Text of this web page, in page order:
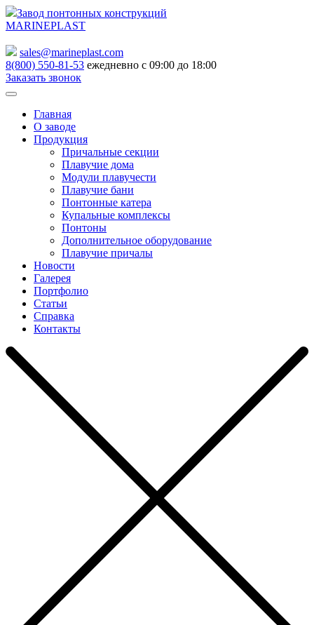
Завод понтонных конструкций
MARINEPLAST
sales@marineplast.com
8(800) 550-81-53 ежедневно с 09:00 до 18:00
Заказать звонок
Главная
О заводе
Продукция
Причальные секции
Плавучие дома
Модули плавучести
Плавучие бани
Понтонные катера
Купальные комплексы
Понтоны
Дополнительное оборудование
Плавучие причалы
Новости
Галерея
Портфолио
Статьи
Справка
Контакты